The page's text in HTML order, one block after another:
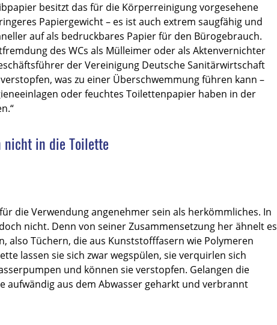
besitzt das für die Körperreinigung vorgesehene
Papiergewicht – es ist auch extrem saugfähig und
auf als bedruckbares Papier für den Bürogebrauch.
des WCs als Mülleimer oder als Aktenvernichter
der Vereinigung Deutsche Sanitärwirtschaft
was zu einer Überschwemmung führen kann –
oder feuchtes Toilettenpapier haben in der
nicht in die Toilette
die Verwendung angenehmer sein als herkömmliches. In
nicht. Denn von seiner Zusammensetzung her ähnelt es
also Tüchern, die aus Kunststofffasern wie Polymeren
lassen sie sich zwar wegspülen, sie verquirlen sich
und können sie verstopfen. Gelangen die
aufwändig aus dem Abwasser geharkt und verbrannt